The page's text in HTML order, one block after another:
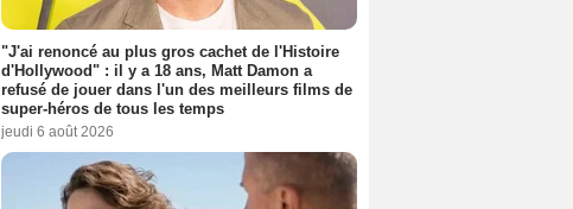
"J'ai renoncé au plus gros cachet de l'Histoire
d'Hollywood" : il y a 18 ans, Matt Damon a
refusé de jouer dans l'un des meilleurs films de
super-héros de tous les temps
jeudi 6 août 2026